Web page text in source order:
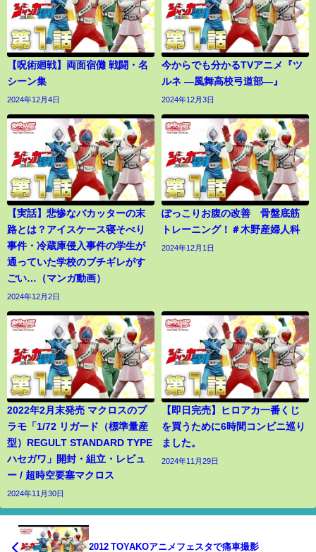
【呪術廻戦】両面宿儺 戦闘・名
シーン集
2024年12月4日
今からでも分かるTVアニメ『ツ
ルネ ―風舞高校弓道部―』
2024年12月3日
【実話】悲惨なバカッターの末
路とは？アイスケース寝そべり
事件・冷蔵庫侵入事件の学生が
通っていた学校のブチギレがす
ごい…（マンガ動画）
2024年12月2日
ぽっこりお腹の改善 骨盤底筋
トレーニング！＃木野産婦人科
2024年12月1日
2022年2月末発売 マクロスのプ
ラモ「1/72 リガード（標準量産
型）REGULT STANDARD TYPE
ハセガワ」開封・組立・レビュ
ー / 超時空要塞マクロス
2024年11月30日
【即日完売】ヒロアカ一番くじ
を買うために6時間コンビニ巡り
ました。
2024年11月29日
2012 TOYAKOアニメフェスタで痛車撮影